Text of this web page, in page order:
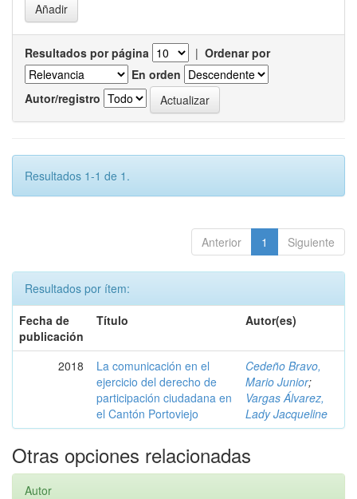
Resultados por página | Ordenar por
En orden
Autor/registro
Resultados 1-1 de 1.
Anterior 1 Siguiente
Resultados por ítem:
Fecha de
publicación
Título Autor(es)
2018
La comunicación en el
ejercicio del derecho de
participación ciudadana en
el Cantón Portoviejo
Cedeño Bravo,
Mario Junior;
Vargas Álvarez,
Lady Jacqueline
Otras opciones relacionadas
Autor